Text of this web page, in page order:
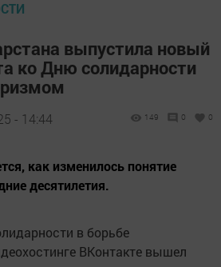
выпустила новый
ко Дню солидарности
- 14:44 149 0 0
как изменилось понятие
десятилетия.
в борьбе
ВКонтакте вышел